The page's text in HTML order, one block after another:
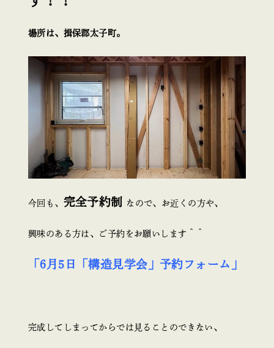
場所は、揖保郡太子町。
今回も、 完全予約制 なので、お近くの方や、
興味のある方は、ご予約をお願いします＾＾
「6月5日「構造見学会」予約フォーム」
完成してしまってからでは見ることのできない、